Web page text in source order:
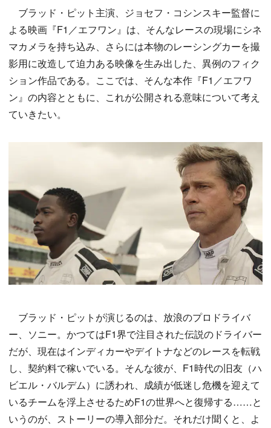
ブラッド・ピット主演、ジョセフ・コシンスキー監督に
よる映画『F1／エフワン』は、そんなレースの現場にシネ
マカメラを持ち込み、さらには本物のレーシングカーを撮
影用に改造して迫力ある映像を生み出した、異例のフィク
ション作品である。ここでは、そんな本作『F1／エフワ
ン』の内容とともに、これが公開される意味について考え
ていきたい。
ブラッド・ピットが演じるのは、放浪のプロドライバ
ー、ソニー。かつてはF1界で注目された伝説のドライバー
だが、現在はインディカーやデイトナなどのレースを転戦
し、契約料で稼いでいる。そんな彼が、F1時代の旧友（ハ
ビエル・バルデム）に誘われ、成績が低迷し危機を迎えて
いるチームを浮上させるためF1の世界へと復帰する……と
いうのが、ストーリーの導入部分だ。それだけ聞くと、よ